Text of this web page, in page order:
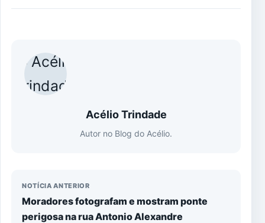
Acélio Trindade
Autor no Blog do Acélio.
NOTÍCIA ANTERIOR
Moradores fotografam e mostram ponte
perigosa na rua Antonio Alexandre